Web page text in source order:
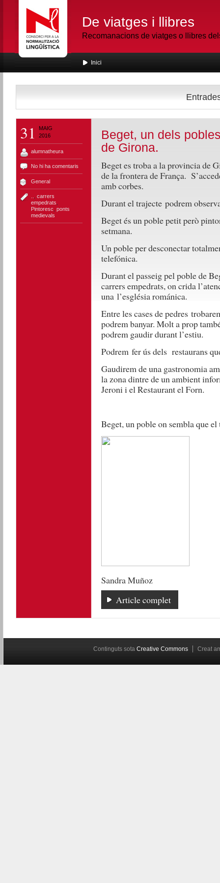
De viatges i llibres
Recomanacions de viatges o llibres
Inici
31
MAIG
2016
alumnatheura
No hi ha comentaris
General
carrers
empedrats
Pintoresc ponts
medievals
Beget, un dels
de Girona.
Beget es troba a la provincia de
de la frontera de França.
amb corbes.
Durant el trajecte podrem
Beget és un poble petit però
setmana.
Un poble per desconectar
telefónica.
Durant el passeig pel poble de
carrers empedrats, on crida
una l’església románica.
Entre les cases de pedres
podrem banyar. Molt a prop
podrem gaudir durant l’estiu.
Podrem fer ús dels restaurans
Gaudirem de una gastronomia
la zona dintre de un ambient
Jeroni i el Restaurant el Forn.
Beget, un poble on sembla que el
Sandra Muñoz
Article complet
Continguts sota Creative Commons Creat